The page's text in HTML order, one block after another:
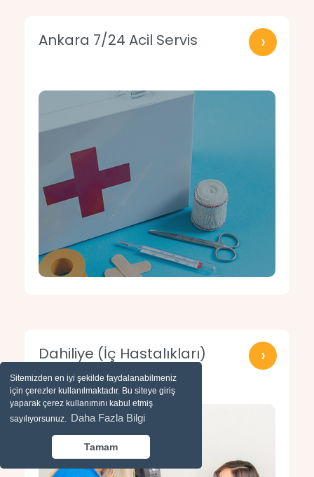
Sitemizden en iyi şekilde faydalanabilmeniz
için çerezler kullanılmaktadır. Bu siteye giriş
yaparak çerez kullanımını kabul etmiş
sayılıyorsunuz. Daha Fazla Bilgi
Tamam
Ankara 7/24 Acil Servis ›
Dahiliye (İç Hastalıkları)
Bölümü
›